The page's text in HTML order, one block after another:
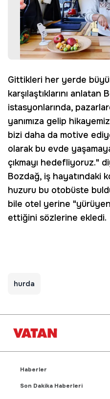
Gittikleri her yerde
karşılaştıklarını anlatan
istasyonlarında,
yanımıza gelip
bizi daha da motive
olarak bu evde
çıkmayı hedefliyoruz."
Bozdağ, iş hayatındaki
huzuru bu otobüste
bile otel yerine
ettiğini sözlerine ekledi.
hurda
Haberler
Son Dakika Haberleri